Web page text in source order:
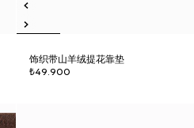
饰织带山羊绒提花靠垫
₺49.900